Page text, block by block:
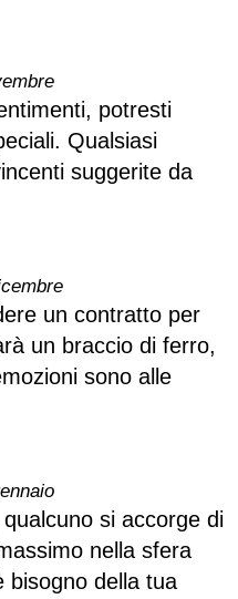
potresti
Qualsiasi
suggerite da
un contratto per
un braccio di ferro,
sono alle
si accorge di
nella sfera
bisogno della tua